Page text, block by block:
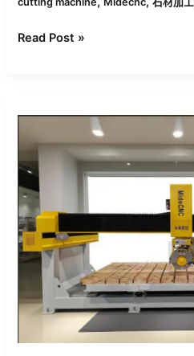
Read Post »
石
材
工
十
大
CNC